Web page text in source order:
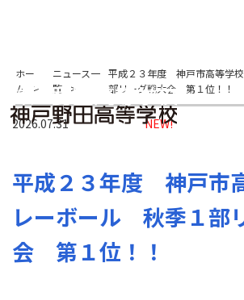
ホー
ム
>
ニュース一
覧
>
平成２３年度 神戸市高等学
部リーグ戦大会 第１位！！
2026.07.31 NEW!
平成２３年度 神戸市
レーボール 秋季１部
会 第１位！！